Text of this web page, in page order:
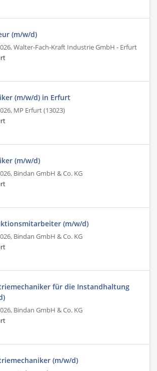
(m/w/d)
Walter-Fach-Kraft Industrie GmbH - Erfurt
(m/w/d) in Erfurt
MP Erfurt (13023)
(m/w/d)
Bindan GmbH & Co. KG
(m/w/d)
Bindan GmbH & Co. KG
für die Instandhaltung
Bindan GmbH & Co. KG
(m/w/d)